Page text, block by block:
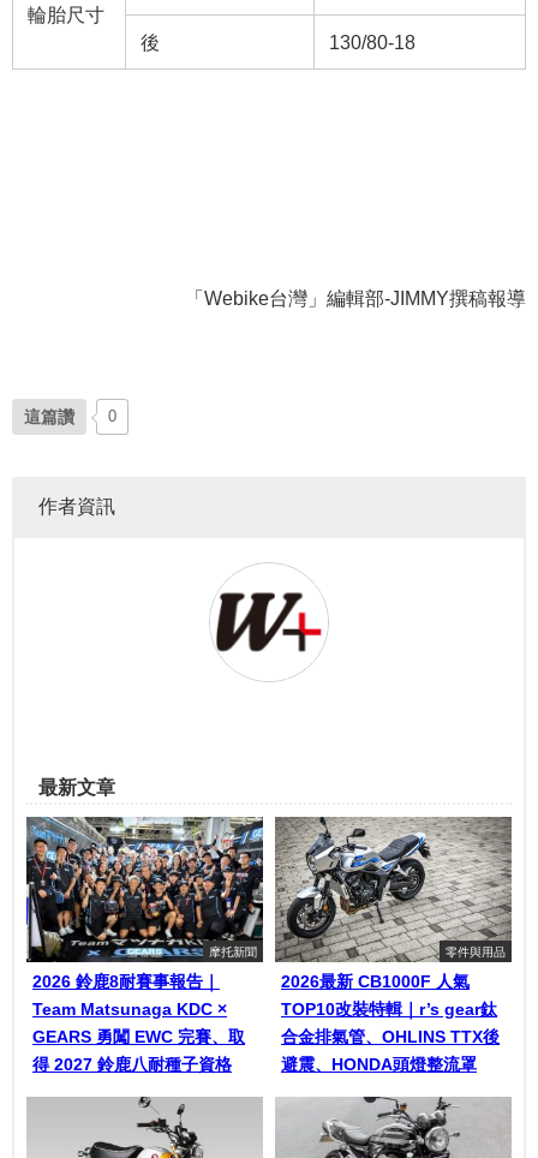
輪胎尺寸
後
130/80-18
「Webike台灣」編輯部-JIMMY撰稿報導
這篇讚 0
作者資訊
最新文章
摩托新聞
2026 鈴鹿8耐賽事報告｜
Team Matsunaga KDC ×
GEARS 勇闖 EWC 完賽、取
得 2027 鈴鹿八耐種子資格
零件與用品
2026最新 CB1000F 人氣
TOP10改裝特輯｜r’s gear鈦
合金排氣管、OHLINS TTX後
避震、HONDA頭燈整流罩